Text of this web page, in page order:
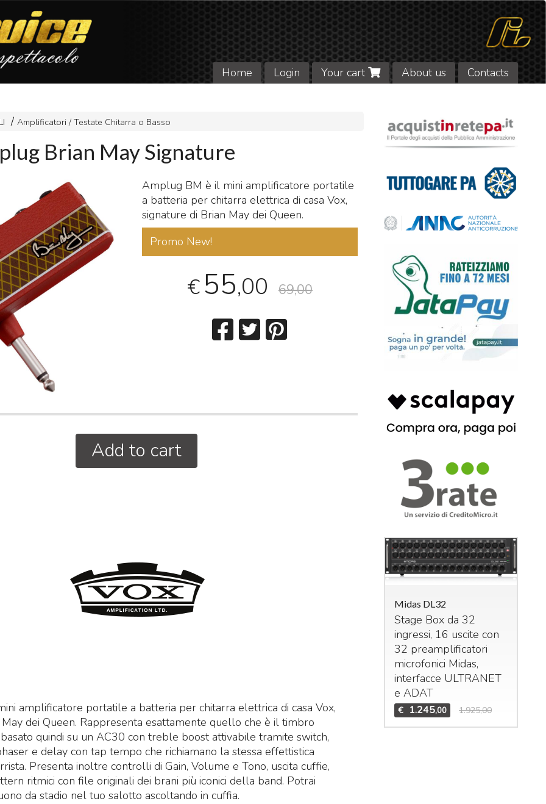
Home Login Your cart About us Contacts
Amplificatori / Testate Chitarra o Basso
Brian May Signature
Amplug BM è il mini amplificatore portatile
a batteria per chitarra elettrica di casa Vox,
signature di Brian May dei Queen.
Promo New!
€55,00 69,00
Add to cart
amplificatore portatile a batteria per chitarra elettrica di casa Vox,
dei Queen. Rappresenta esattamente quello che è il timbro
quindi su un AC30 con treble boost attivabile tramite switch,
e delay con tap tempo che richiamano la stessa effettistica
Presenta inoltre controlli di Gain, Volume e Tono, uscita cuffie,
ritmici con file originali dei brani più iconici della band. Potrai
da stadio nel tuo salotto ascoltando in cuffia.
composto da:
M32R Live Klark
NCAT5E-50m
DL32
3.855,00 5.324,00
Set composto da:
Midas M32 Live Klark
Teknik NCAT5E-50m
Midas DL32
€ 4.655,00 6.925,00
matrix,LCR). n°8 effetti
stereo interni, n°8
e n°6 gruppi di mute.
€ 1.995,00
Midas DL32
Stage Box da 32
ingressi, 16 uscite con
32 preamplificatori
microfonici Midas,
interfacce ULTRANET
eADAT
€ 1.245,00 1.925,00